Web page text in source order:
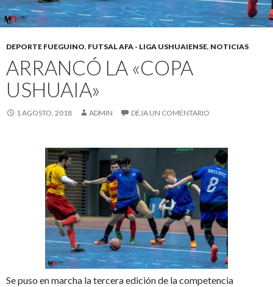
DEPORTE FUEGUINO, FUTSAL AFA - LIGA USHUAIENSE, NOTICIAS
ARRANCÓ LA «COPA
USHUAIA»
1 AGOSTO, 2018 ADMIN DEJA UN COMENTARIO
Se puso en marcha la tercera edición de la competencia